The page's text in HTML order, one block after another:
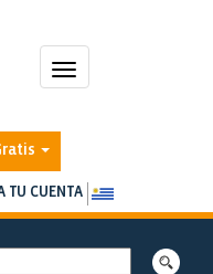
Toggle
navigation
TU CUENTA